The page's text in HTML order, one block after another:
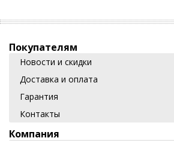
Покупателям
Новости и скидки
Доставка и оплата
Гарантия
Контакты
Компания